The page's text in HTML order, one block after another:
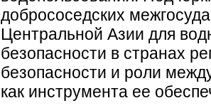
добрососедских
Центральной Азии для
безопасности в странах
безопасности и роли
как инструмента ее